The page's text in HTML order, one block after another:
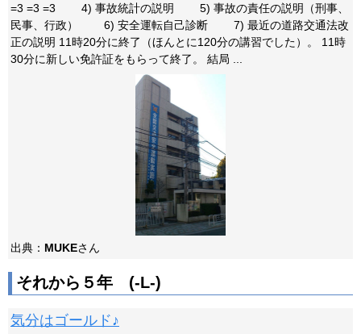
=3 =3 =3 4) 事故統計の説明 5) 事故の責任の説明（刑事、
民事、行政） 6) 安全運転自己診断 7) 最近の道路交通法改
正の説明 11時20分に終了（ほんとに120分の講習でした）。 11時
30分に新しい免許証をもらって終了。 結局 ...
出典： MUKEさん
それから５年 (-L-)
気分はゴールド♪